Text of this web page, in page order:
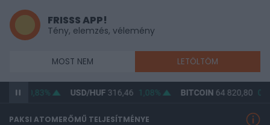
FRISSS APP!
Tény, elemzés, vélemény
MOST NEM LETÖLTÖM
0,83% USD/HUF316,46 1,08% BITCOIN64 820,80
PAKSI ATOMERŐMŰ TELJESÍTMÉNYE